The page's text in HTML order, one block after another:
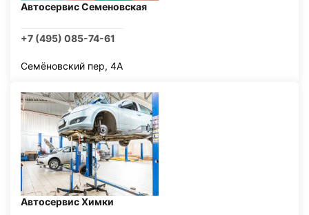
Автосервис Семеновская
+7 (495) 085-74-61
Семёновский пер, 4А
Автосервис Химки